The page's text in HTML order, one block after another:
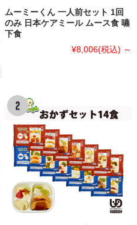
ムーミーくん 一人前セット 1回
のみ 日本ケアミール ムース食 嚥
下食
¥8,006(税込) ～